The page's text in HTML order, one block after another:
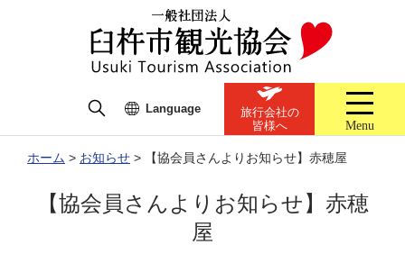
Language
旅行会社の
皆様へ
Menu
ホーム > お知らせ > 【協会員さんよりお知らせ】赤穂屋
【協会員さんよりお知らせ】赤穂
屋